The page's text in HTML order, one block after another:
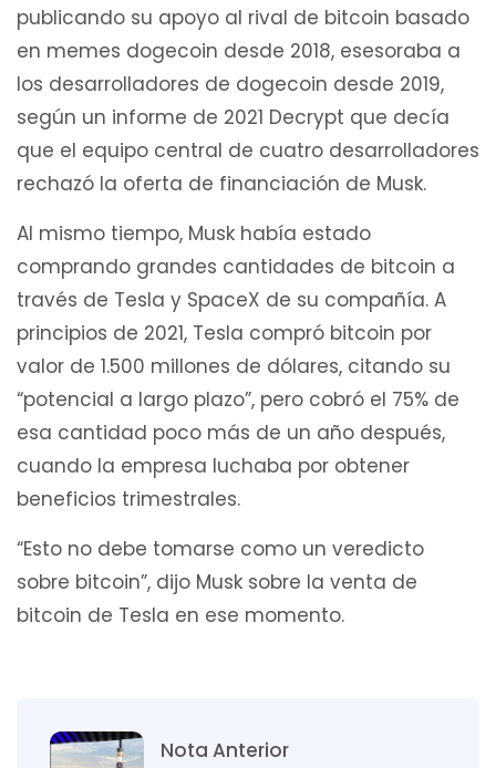
publicando su apoyo al rival de bitcoin basado
en memes dogecoin desde 2018, esesoraba a
los desarrolladores de dogecoin desde 2019,
según un informe de 2021 Decrypt que decía
que el equipo central de cuatro desarrolladores
rechazó la oferta de financiación de Musk.
Al mismo tiempo, Musk había estado
comprando grandes cantidades de bitcoin a
través de Tesla y SpaceX de su compañía. A
principios de 2021, Tesla compró bitcoin por
valor de 1.500 millones de dólares, citando su
“potencial a largo plazo”, pero cobró el 75% de
esa cantidad poco más de un año después,
cuando la empresa luchaba por obtener
beneficios trimestrales.
“Esto no debe tomarse como un veredicto
sobre bitcoin”, dijo Musk sobre la venta de
bitcoin de Tesla en ese momento.
Nota Anterior